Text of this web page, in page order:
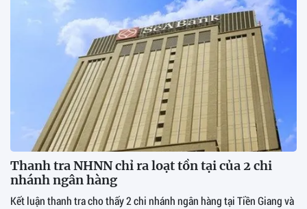
Thanh tra NHNN chỉ ra loạt tồn tại của 2 chi
nhánh ngân hàng
Kết luận thanh tra cho thấy 2 chi nhánh ngân hàng tại Tiền Giang và